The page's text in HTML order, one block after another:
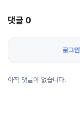
댓글 0
로그인
아직 댓글이 없습니다.